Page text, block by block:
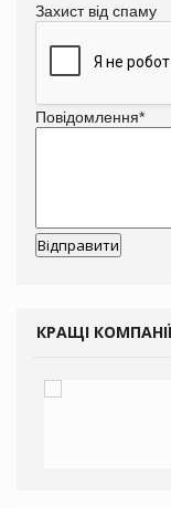
Захист від спаму
Повідомлення*
КРАЩІ